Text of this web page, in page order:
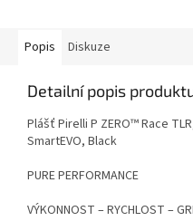
Popis Diskuze
Detailní popis
Plášť Pirelli P ZERO™ Race
SmartEVO, Black
PURE PERFORMANCE
VÝKONNOST – RYCHLOST –